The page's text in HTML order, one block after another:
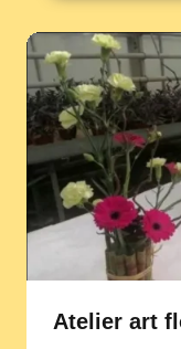
Atelier art